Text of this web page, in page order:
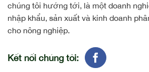
chúng tôi hướng tới, là một doanh
nhập khẩu, sản xuất và kinh doanh
cho nông nghiệp.
Kết nối chúng tôi: